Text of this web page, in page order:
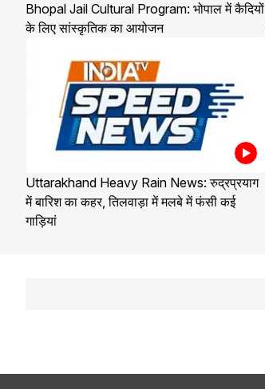
Bhopal Jail Cultural Program: भोपाल में कैदियों
के लिए सांस्कृतिक का आयोजन
Uttarakhand Heavy Rain News: रुद्रप्रयाग
में बारिश का कहर, तिलवाड़ा में मलबे में फंसी कई
गाड़ियां